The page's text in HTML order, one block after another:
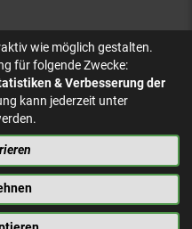
NACH OBEN
wie möglich gestalten.
für folgende Zwecke:
& Verbesserung der
kann jederzeit unter